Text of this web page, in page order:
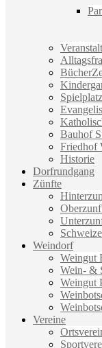
Bauhof
Friedhof
Historie
Dorfrundgang
Zünfte
Weindorf
Weingut
Wein- &
Weingut
Vereine